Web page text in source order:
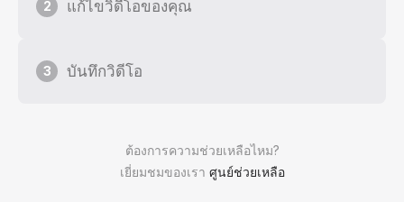
ต้องการความช่วยเหลือไหม?
เยี่ยมชมของเรา ศูนย์ช่วยเหลือ
2 แก้ไขวิดีโอของคุณ
3 บันทึกวิดีโอ